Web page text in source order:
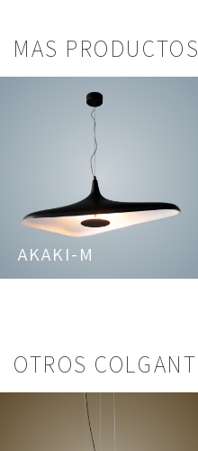
MAS
AKAKI-M
OTROS